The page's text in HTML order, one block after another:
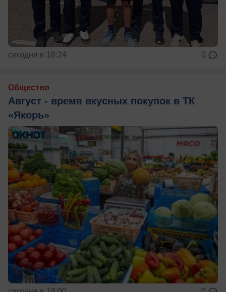
сегодня в 18:24 0
Общество
Август - время вкусных покупок в ТК
«Якорь»